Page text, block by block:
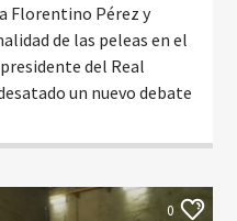
Florentino Pérez y
de las peleas en el
del Real
un nuevo debate
0